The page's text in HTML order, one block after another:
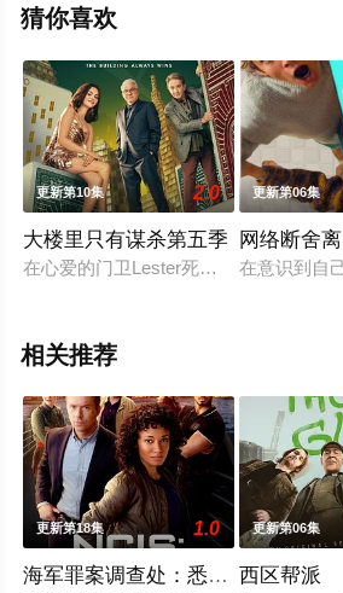
昂
集就上西瓜影院，更多相关信息可移
视猫或剧情网等平台了解。
猜你喜欢
更新第10集 2.0
大楼里只有谋杀第五季
在心爱的门卫Lester死于可疑情形后，
更新第06集
网络断舍离
在意识到自
相关推荐
更新第18集 1.0
海军罪案调查处：悉尼第三季
更新第06集
西区帮派